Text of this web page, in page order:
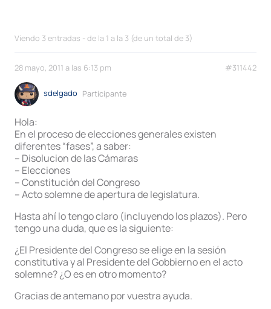
Viendo 3 entradas - de la 1 a la 3 (de un total de 3)
28 mayo, 2011 a las 6:13 pm #311442
sdelgado Participante
Hola:
En el proceso de elecciones generales existen
diferentes “fases”, a saber:
– Disolucion de las Cámaras
– Elecciones
– Constitución del Congreso
– Acto solemne de apertura de legislatura.
Hasta ahí lo tengo claro (incluyendo los plazos). Pero
tengo una duda, que es la siguiente:
¿El Presidente del Congreso se elige en la sesión
constitutiva y al Presidente del Gobbierno en el acto
solemne? ¿O es en otro momento?
Gracias de antemano por vuestra ayuda.